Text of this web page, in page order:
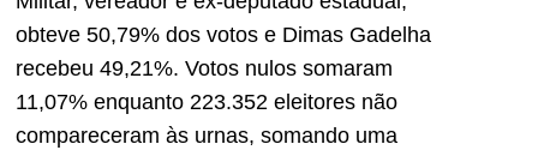
obteve 50,79% dos votos e Dimas Gadelha
recebeu 49,21%. Votos nulos somaram
11,07% enquanto 223.352 eleitores não
compareceram às urnas, somando uma